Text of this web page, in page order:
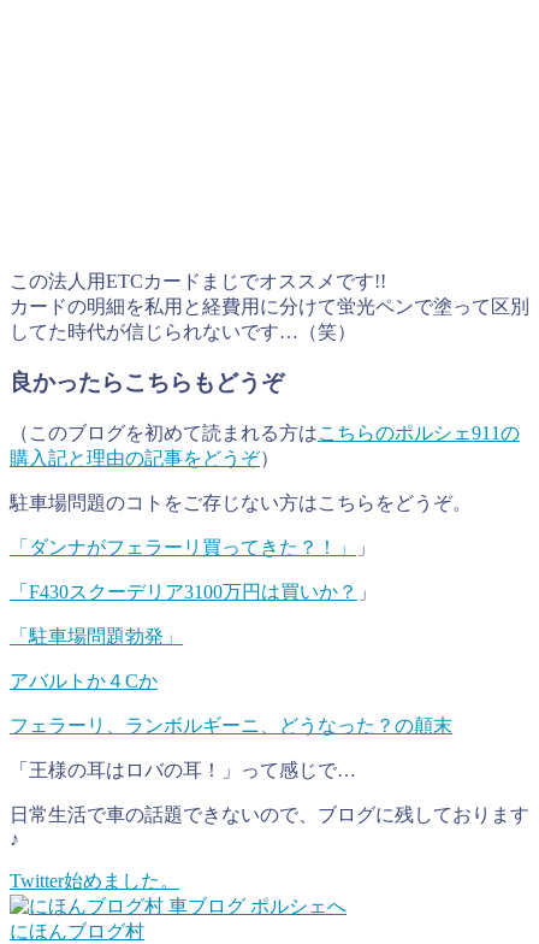
この法人用ETCカードまじでオススメです!!
カードの明細を私用と経費用に分けて蛍光ペンで塗って区別
してた時代が信じられないです…（笑）
良かったらこちらもどうぞ
（このブログを初めて読まれる方はこちらのポルシェ911の
購入記と理由の記事をどうぞ）
駐車場問題のコトをご存じない方はこちらをどうぞ。
「ダンナがフェラーリ買ってきた？！」 」
「F430スクーデリア3100万円は買いか？ 」
「駐車場問題勃発」
アバルトか４Cか
フェラーリ、ランボルギーニ、どうなった？の顛末
「王様の耳はロバの耳！」って感じで…
日常生活で車の話題できないので、ブログに残しております
♪
Twitter始めました。
にほんブログ村